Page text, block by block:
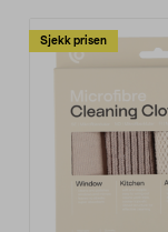
Sjekk prisen